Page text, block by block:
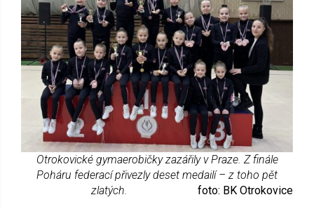
Otrokovické gymaerobičky zazářily v Praze. Z finále
Poháru federací přivezly deset medailí – z toho pět
zlatých.
foto: BK Otrokovice